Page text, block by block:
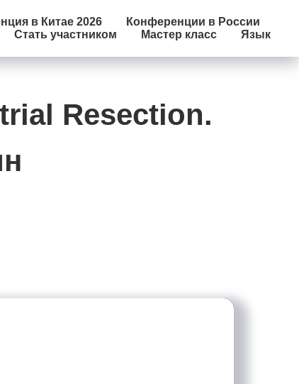
в Китае 2026
Конференции в России
Стать участником Мастер класс Язык
Resection.